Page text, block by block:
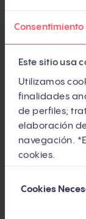
Consentimiento
Este sitio usa
Utilizamos
finalidades
de perfiles;
elaboración
navegación.
cookies.
deCookies
no generan
500 millones
(Similarweb,
compradores
investigación
(Forrester,
Significa que